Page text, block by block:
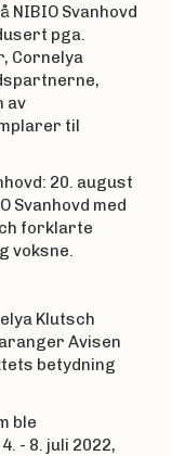
NIBIO Svanhovd
pga.
Cornelya
av
til
20. august
Svanhovd med
forklarte
voksne.
Klutsch
Avisen
betydning
ble
- 8. juli 2022,